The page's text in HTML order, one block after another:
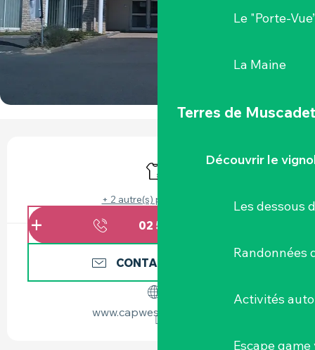
Le "Porte-
La Maine
Terres de Muscadet
Découvrir le
Les dessous
Randonnées
Activités
Escape
OUVERTURE ET COORDONNÉES
Draps et linge
+ 2 autre(s) prestation(s)
02 51 79 72
CONTACTEZ-NOUS
www.capwestresidence.fr